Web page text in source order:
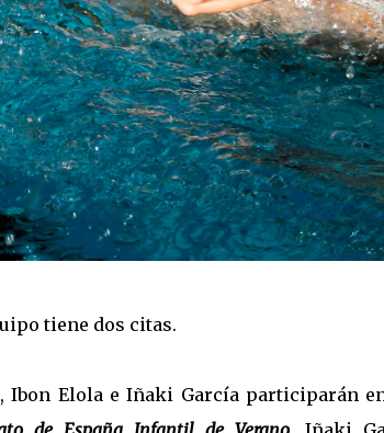
tiene dos citas.
Ibon Elola e Iñaki García participarán